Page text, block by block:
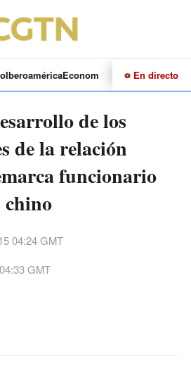
IberoaméricaEconomía CulturaDeportes
En directo
de los
de la relación
funcionario
chino
04:24 GMT
GMT